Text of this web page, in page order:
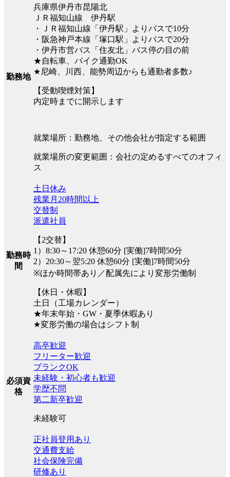
勤務地
兵庫県伊丹市昆陽北
ＪＲ福知山線 伊丹駅
・ＪＲ福知山線「伊丹駅」よりバスで10分
・阪急神戸本線「塚口駅」よりバスで20分
・伊丹市営バス「住友北」バス停の目の前
★自転車、バイク通勤OK
★尼崎、川西、能勢周辺からも通勤者多数♪
【受動喫煙対策】
内定時までに開示します
就業場所：勤務地、その他会社が指定する範囲
就業場所の変更範囲：会社の定めるすべてのオフィ
ス
勤務時
間
土日休み
残業月20時間以上
交替制
派遣社員
【2交替】
1）8:30～17:20 休憩60分 [実働]7時間50分
2）20:30～翌5:20 休憩60分 [実働]7時間50分
※ほか時間帯あり／配属先により変形労働制
【休日・休暇】
土日（工場カレンダー）
★年末年始・GW・夏季休暇あり
★変形労働の場合はシフト制
必須資
格
高卒歓迎
フリーター歓迎
ブランクOK
未経験・初心者も歓迎
学歴不問
第二新卒歓迎
未経験可
正社員登用あり
交通費支給
社会保険完備
研修あり